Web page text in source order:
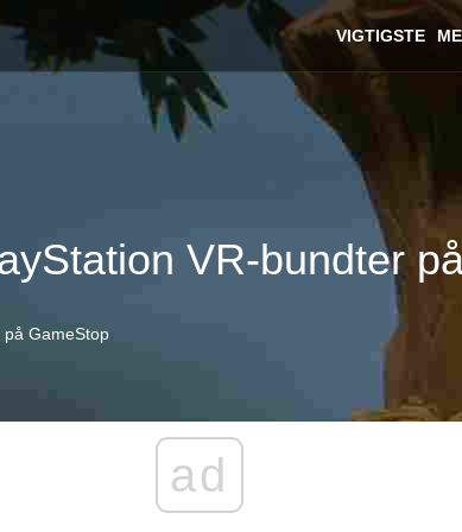
VIGTIGSTE
VR-bundter
GameStop
ad